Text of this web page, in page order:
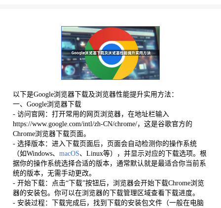
以下是Google浏览器下载及浏览器性能提升实用方法：
一、Google浏览器下载
- 访问官网：打开常用的网页浏览器，在地址栏输入
https://www.google.com/intl/zh-CN/chrome/，这是谷歌官方的
Chrome浏览器下载页面。
- 选择版本：进入下载页面后，页面会自动检测你的操作系统
（如Windows、 macOS、Linux等），并显示对应的下载选项。根
据你的操作系统选择合适的版本，通常默认就是最适合你当前系
统的版本，无需手动更改。
- 开始下载：点击“下载”按钮后，浏览器会开始下载Chrome浏览
器的安装包。你可以在浏览器的下载管理区域查看下载进度。
- 安装过程：下载完成后，找到下载的安装包文件（一般在电脑